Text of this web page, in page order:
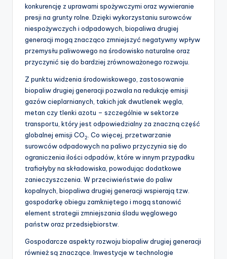
konkurencję z uprawami spożywczymi oraz wywieranie
presji na grunty rolne. Dzięki wykorzystaniu surowców
niespożywczych i odpadowych, biopaliwa drugiej
generacji mogą znacząco zmniejszyć negatywny wpływ
przemysłu paliwowego na środowisko naturalne oraz
przyczynić się do bardziej zrównoważonego rozwoju.
Z punktu widzenia środowiskowego, zastosowanie
biopaliw drugiej generacji pozwala na redukcję emisji
gazów cieplarnianych, takich jak dwutlenek węgla,
metan czy tlenki azotu – szczególnie w sektorze
transportu, który jest odpowiedzialny za znaczną część
globalnej emisji CO2. Co więcej, przetwarzanie
surowców odpadowych na paliwo przyczynia się do
ograniczenia ilości odpadów, które w innym przypadku
trafiałyby na składowiska, powodując dodatkowe
zanieczyszczenia. W przeciwieństwie do paliw
kopalnych, biopaliwa drugiej generacji wspierają tzw.
gospodarkę obiegu zamkniętego i mogą stanowić
element strategii zmniejszania śladu węglowego
państw oraz przedsiębiorstw.
Gospodarcze aspekty rozwoju biopaliw drugiej generacji
również są znaczące. Inwestycje w technologie